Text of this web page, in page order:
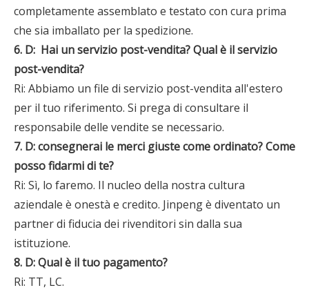
completamente assemblato e testato con cura prima
che sia imballato per la spedizione.
6. D: Hai un servizio post-vendita? Qual è il servizio
post-vendita?
Ri: Abbiamo un file di servizio post-vendita all'estero
per il tuo riferimento. Si prega di consultare il
responsabile delle vendite se necessario.
7. D: consegnerai le merci giuste come ordinato? Come
posso fidarmi di te?
Ri: Sì, lo faremo. Il nucleo della nostra cultura
aziendale è onestà e credito. Jinpeng è diventato un
partner di fiducia dei rivenditori sin dalla sua
istituzione.
8. D: Qual è il tuo pagamento?
Ri: TT, LC.